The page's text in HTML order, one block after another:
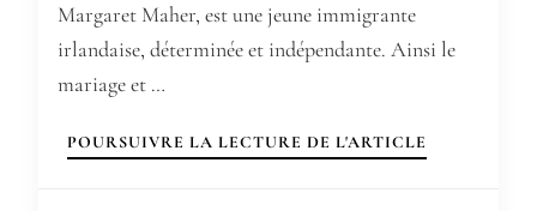
Margaret Maher, est une jeune immigrante
irlandaise, déterminée et indépendante. Ainsi le
mariage et …
POURSUIVRE LA LECTURE DE L'ARTICLE